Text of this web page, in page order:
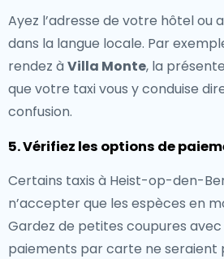
Ayez l’adresse de votre hôtel
dans la langue locale. Par
rendez à Villa Monte, la
que votre taxi vous y conduise
confusion.
5. Vérifiez les options de
Certains taxis à Heist-op-den-
n’accepter que les espèces en
Gardez de petites coupures avec
paiements par carte ne seraient